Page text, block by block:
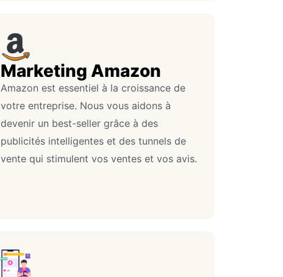
Marketing Amazon
Amazon est essentiel à la croissance de
votre entreprise. Nous vous aidons à
devenir un best-seller grâce à des
publicités intelligentes et des tunnels de
vente qui stimulent vos ventes et vos avis.